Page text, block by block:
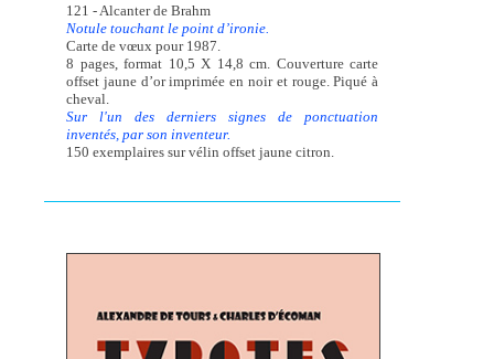
121 - Alcanter de Brahm
Notule touchant le point d’ironie.
Carte de vœux pour 1987.
8 pages, format 10,5 X 14,8 cm. Couverture carte
offset jaune d’or imprimée en noir et rouge. Piqué à
cheval.
Sur l'un des derniers signes de ponctuation
inventés, par son inventeur.
150 exemplaires sur vélin offset jaune citron.